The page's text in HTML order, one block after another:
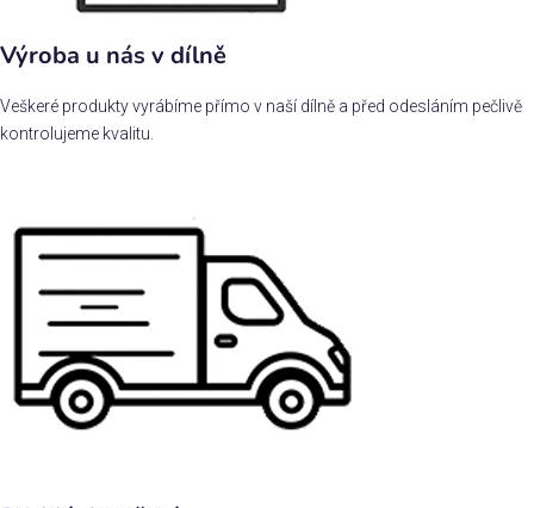
Výroba u nás v dílně
Veškeré produkty vyrábíme přímo v naší dílně a před odesláním pečlivě
kontrolujeme kvalitu.